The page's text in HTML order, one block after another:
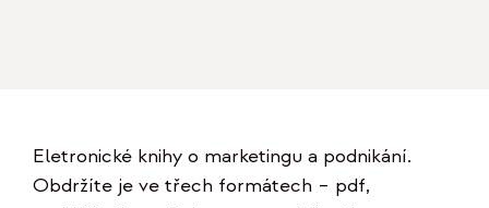
Eletronické knihy o marketingu a podnikání.
Obdržíte je ve třech formátech – pdf,